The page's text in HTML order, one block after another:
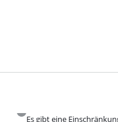
Es gibt eine